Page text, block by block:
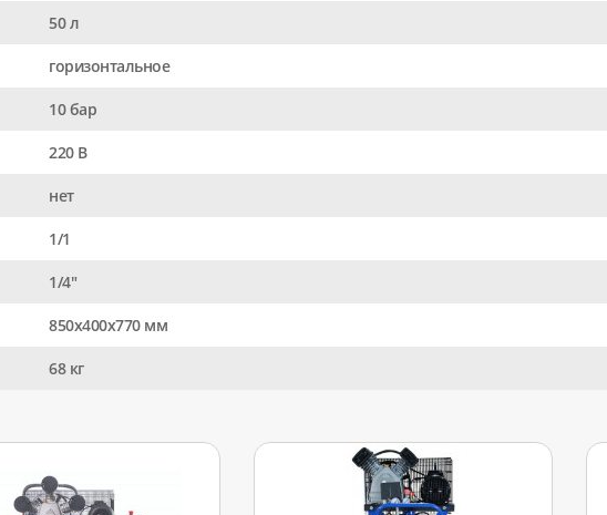
50 л
горизонтальное
10 бар
220 В
нет
1/1
1/4"
850х400х770 мм
68 кг